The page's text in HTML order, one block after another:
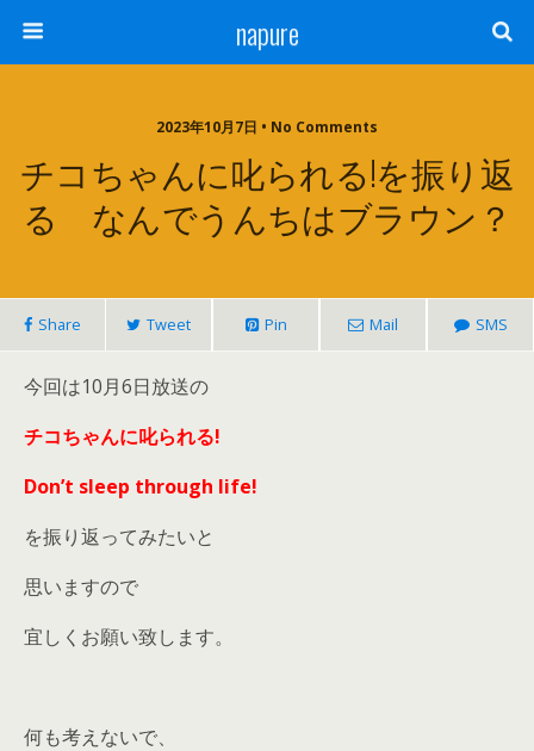
napure
2023年10月7日 • No Comments
チコちゃんに叱られる!を振り返
る なんでうんちはブラウン？
Share Tweet Pin Mail SMS
今回は10月6日放送の
チコちゃんに叱られる!
Don’t sleep through life!
を振り返ってみたいと
思いますので
宜しくお願い致します。
何も考えないで、